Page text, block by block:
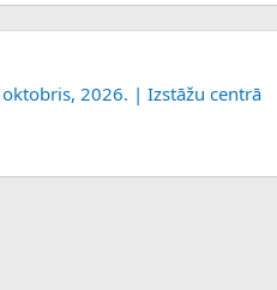
2026. | Izstāžu centrā